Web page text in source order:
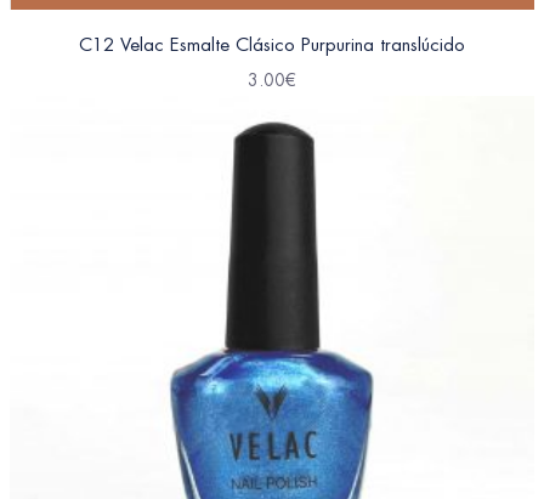
C12 Velac Esmalte Clásico Purpurina translúcido
3.00€